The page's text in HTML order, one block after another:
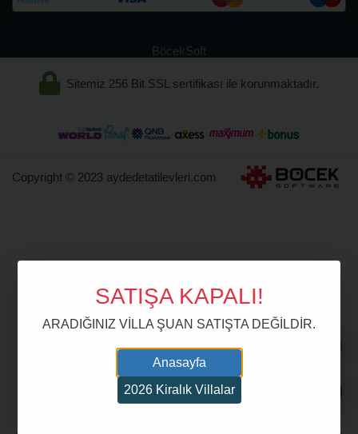
SATIŞA KAPALI!
ARADIĞINIZ VİLLA ŞUAN SATIŞTA DEĞİLDİR.
Anasayfa
2026 Kiralık Villalar
BöcekSoft
Sitemiz 256 Bit SSL sertifikası ile korunmaktadır.
Copyright © 2023 aydedetatilevleri.com